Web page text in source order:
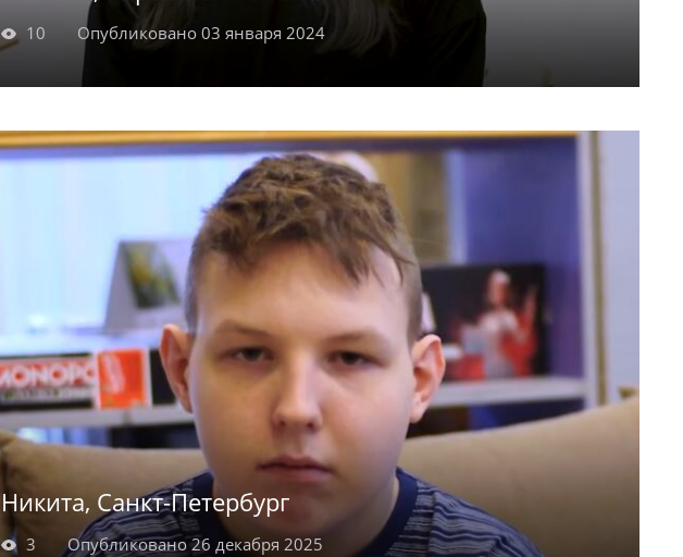
10 Опубликовано 03 января 2024
в школе предпочитает уроки физкультуры. В свободное время
Мила гуляет на свежем воздухе, занимается логическими играми
Никита, Санкт-Петербург
3 Опубликовано 26 декабря 2025